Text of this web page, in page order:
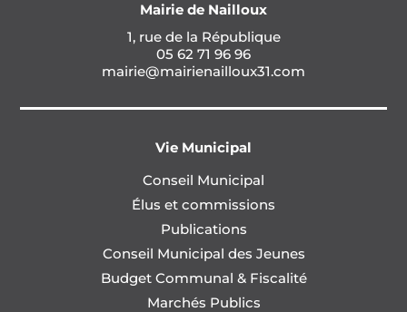
Mairie de Nailloux
1, rue de la République
05 62 71 96 96
mairie@mairienailloux31.com
Vie Municipal
Conseil Municipal
Élus et commissions
Publications
Conseil Municipal des Jeunes
Budget Communal & Fiscalité
Marchés Publics